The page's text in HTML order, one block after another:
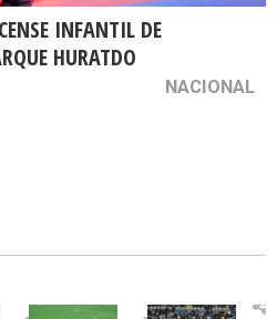
INFANTIL DE
HURATDO
NACIONAL